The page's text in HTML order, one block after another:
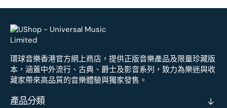
環球音樂香港官方網上商店，提供正版音樂產品及限量珍藏版
本，涵蓋中外流行、古典、爵士及影音系列，致力為樂迷與收
藏家帶來高品質的音樂體驗與獨家發售。
產品分類